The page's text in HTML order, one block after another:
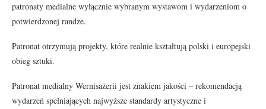
patronaty medialne wyłącznie wybranym wystawom i wydarzeniom o
potwierdzonej randze.
Patronat otrzymują projekty, które realnie kształtują polski i europejski
obieg sztuki.
Patronat medialny Wernisażerii jest znakiem jakości – rekomendacją
wydarzeń spełniających najwyższe standardy artystyczne i